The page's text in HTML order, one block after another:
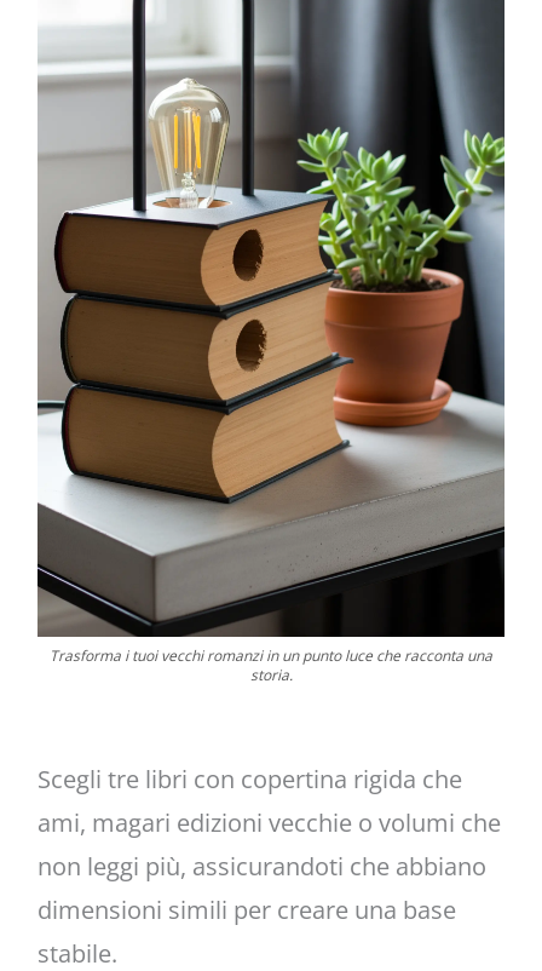
Trasforma i tuoi vecchi romanzi in un punto luce che racconta una
storia.
Scegli tre libri con copertina rigida che
ami, magari edizioni vecchie o volumi che
non leggi più, assicurandoti che abbiano
dimensioni simili per creare una base
stabile.